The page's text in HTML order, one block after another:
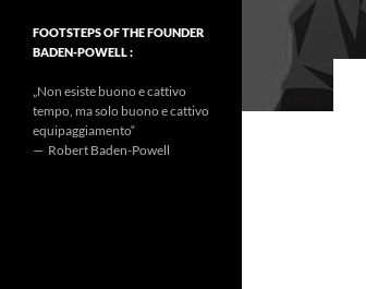
FOOTSTEPS OF THE FOUNDER
BADEN-POWELL :
„Non esiste buono e cattivo
tempo, ma solo buono e cattivo
equipaggiamento“
— Robert Baden-Powell